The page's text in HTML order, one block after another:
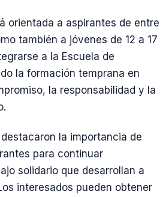
orientada a aspirantes de entre
también a jóvenes de 12 a 17
a la Escuela de
la formación temprana en
la responsabilidad y la
la importancia de
para continuar
solidario que desarrollan a
interesados pueden obtener